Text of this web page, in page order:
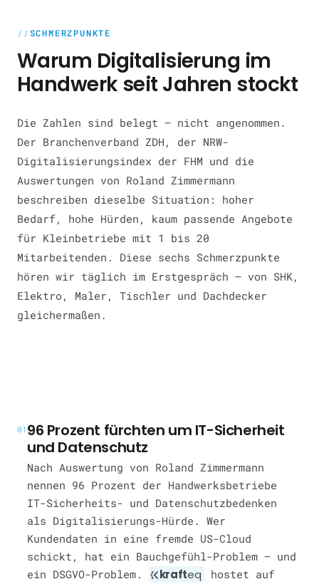
SCHMERZPUNKTE
Warum Digitalisierung im
Handwerk seit Jahren stockt
Die Zahlen sind belegt — nicht angenommen.
Der Branchenverband ZDH, der NRW-
Digitalisierungsindex der FHM und die
Auswertungen von Roland Zimmermann
beschreiben dieselbe Situation: hoher
Bedarf, hohe Hürden, kaum passende Angebote
für Kleinbetriebe mit 1 bis 20
Mitarbeitenden. Diese sechs Schmerzpunkte
hören wir täglich im Erstgespräch — von SHK,
Elektro, Maler, Tischler und Dachdecker
gleichermaßen.
01 96 Prozent fürchten um IT-Sicherheit
und Datenschutz
Nach Auswertung von Roland Zimmermann
nennen 96 Prozent der Handwerksbetriebe
IT-Sicherheits- und Datenschutzbedenken
als Digitalisierungs-Hürde. Wer
Kundendaten in eine fremde US-Cloud
schickt, hat ein Bauchgefühl-Problem — und
ein DSGVO-Problem.
krafteq
hostet auf